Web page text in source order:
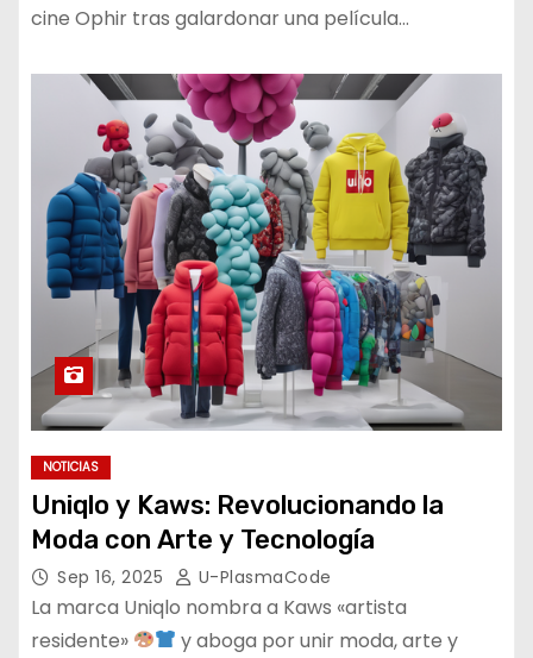
cine Ophir tras galardonar una película…
NOTICIAS
Uniqlo y Kaws: Revolucionando la
Moda con Arte y Tecnología
Sep 16, 2025 U-PlasmaCode
La marca Uniqlo nombra a Kaws «artista
residente»
y aboga por unir moda, arte y